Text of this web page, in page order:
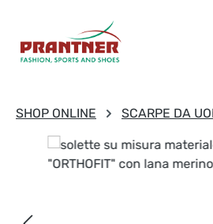
Passa al contenuto principale
SHOP ONLINE SCARPE DA
Salta la galleria di immagini